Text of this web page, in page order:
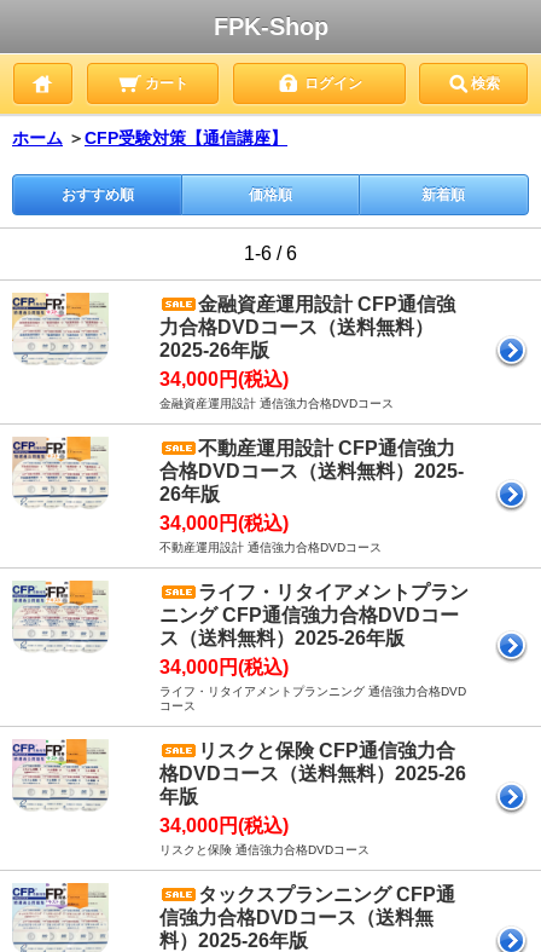
FPK-Shop
カート ログイン 検索
ホーム ＞CFP受験対策【通信講座】
おすすめ順 価格順 新着順
1-6 / 6
金融資産運用設計 CFP通信強
力合格DVDコース（送料無料）
2025-26年版
34,000円(税込)
金融資産運用設計 通信強力合格DVDコース
不動産運用設計 CFP通信強力
合格DVDコース（送料無料）2025-
26年版
34,000円(税込)
不動産運用設計 通信強力合格DVDコース
ライフ・リタイアメントプラン
ニング CFP通信強力合格DVDコー
ス（送料無料）2025-26年版
34,000円(税込)
ライフ・リタイアメントプランニング 通信強力合格DVD
コース
リスクと保険 CFP通信強力合
格DVDコース（送料無料）2025-26
年版
34,000円(税込)
リスクと保険 通信強力合格DVDコース
タックスプランニング CFP通
信強力合格DVDコース（送料無
料）2025-26年版